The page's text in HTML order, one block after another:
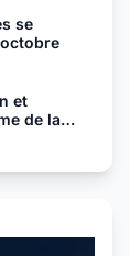
se
et
de la